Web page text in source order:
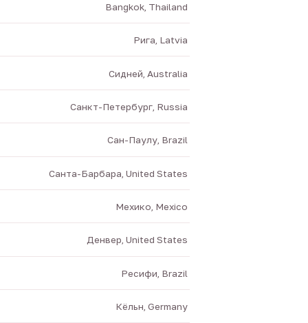
Bangkok, Thailand
Рига, Latvia
Сидней, Australia
Санкт-Петербург, Russia
Сан-Паулу, Brazil
Санта-Барбара, United States
Мехико, Mexico
Денвер, United States
Ресифи, Brazil
Кёльн, Germany